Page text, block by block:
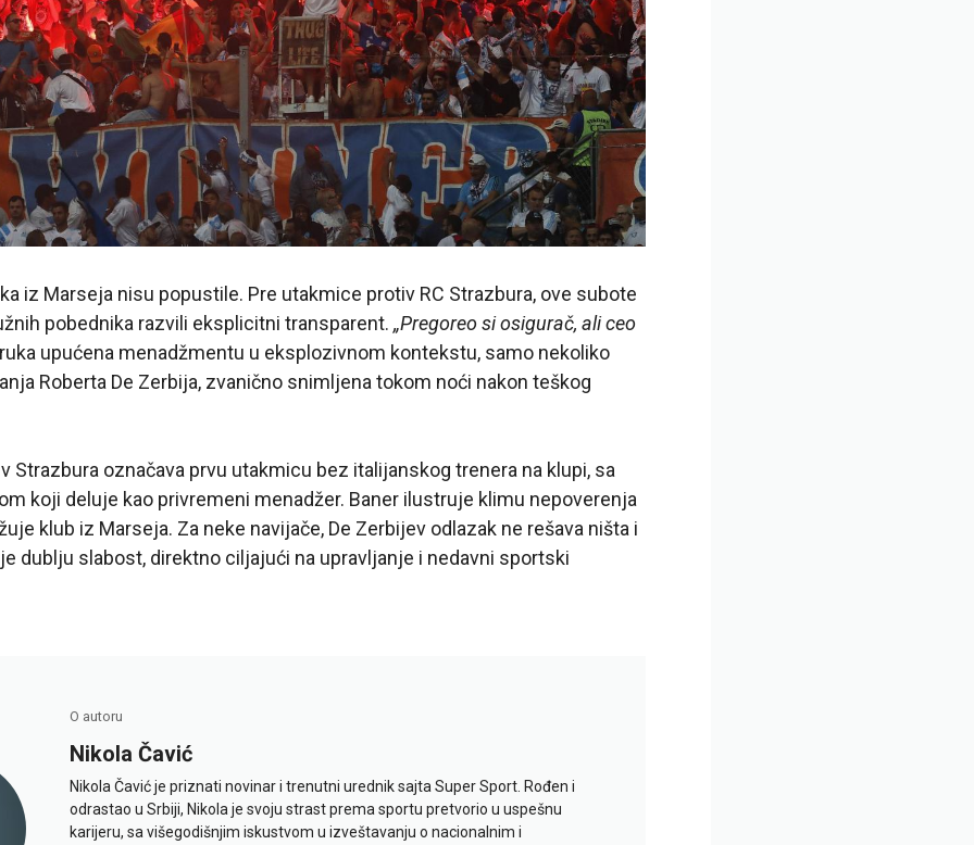
iz Marseja nisu popustile. Pre utakmice protiv RC Strazbura, ove subote
pobednika razvili eksplicitni transparent. „Pregoreo si osigurač, ali ceo
upućena menadžmentu u eksplozivnom kontekstu, samo nekoliko
Roberta De Zerbija, zvanično snimljena tokom noći nakon teškog
Strazbura označava prvu utakmicu bez italijanskog trenera na klupi, sa
koji deluje kao privremeni menadžer. Baner ilustruje klimu nepoverenja
klub iz Marseja. Za neke navijače, De Zerbijev odlazak ne rešava ništa i
dublju slabost, direktno ciljajući na upravljanje i nedavni sportski
O autoru
Nikola Čavić
Nikola Čavić je priznati novinar i trenutni urednik sajta Super Sport. Rođen i
odrastao u Srbiji, Nikola je svoju strast prema sportu pretvorio u uspešnu
karijeru, sa višegodišnjim iskustvom u izveštavanju o nacionalnim i